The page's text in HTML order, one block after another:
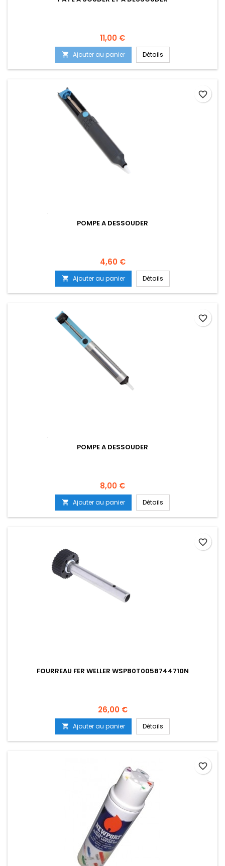
Prix
11,00 €
 Ajouter au panier Détails
POMPE A DESSOUDER
Prix
4,60 €
 Ajouter au panier Détails
favorite_border
POMPE A DESSOUDER
Prix
8,00 €
 Ajouter au panier Détails
favorite_border
FOURREAU FER WELLER WSP80T0058744710N
Prix
26,00 €
 Ajouter au panier Détails
favorite_border
favorite_border